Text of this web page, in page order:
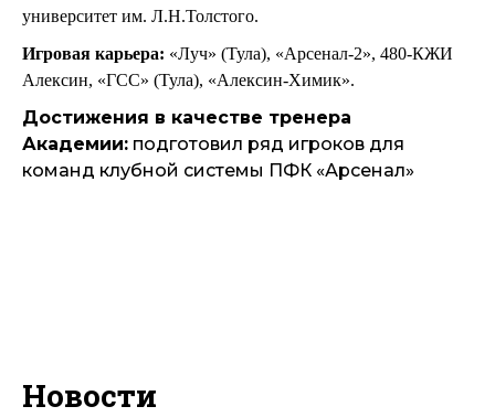
университет им. Л.Н.Толстого.
Игровая карьера: «Луч» (Тула), «Арсенал-2», 480-КЖИ
Алексин, «ГСС» (Тула), «Алексин-Химик».
Достижения в качестве тренера
Академии: подготовил ряд игроков для
команд клубной системы ПФК «Арсенал»
Новости